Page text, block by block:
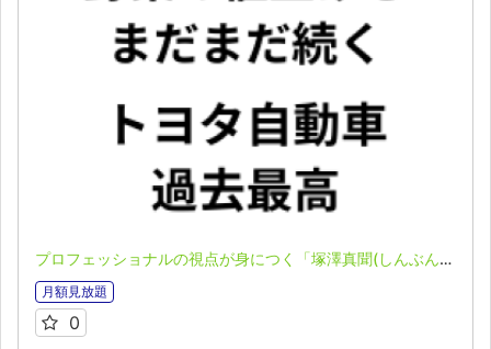
プロフェッショナルの視点が身につく「塚澤真聞(しんぶん)」(2025.4.27)
月額見放題
0